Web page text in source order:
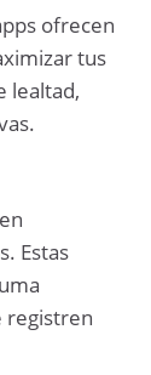
ofrecen
tus
lealtad,
Estas
registren